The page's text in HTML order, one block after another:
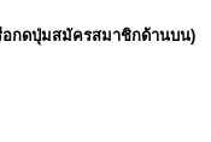
อกดปุ่มสมัครสมาชิกด้านบน)